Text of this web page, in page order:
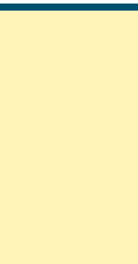
page page page page